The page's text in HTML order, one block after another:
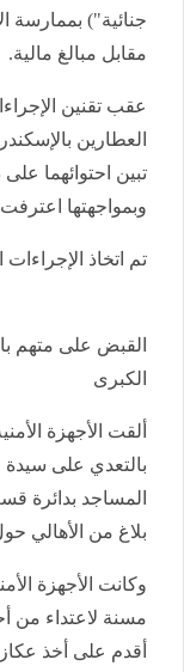
جنائية") بممارسة
مقابل مبالغ مالية.
عقب تقنين
العطارين
تبين احتوائهما
وبمواجهتها اعترفت
تم اتخاذ الإجراءات
القبض على متهم
الكبرى
ألقت الأجهزة
بالتعدي على سيدة
المساجد بدائرة
بلاغ من الأهالي
وكانت الأجهزة
مسنة لاعتداء من
أقدم على أخذ